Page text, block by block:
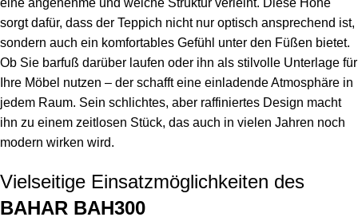
eine angenehme und weiche Struktur verleiht. Diese Höhe
sorgt dafür, dass der Teppich nicht nur optisch ansprechend ist,
sondern auch ein komfortables Gefühl unter den Füßen bietet.
Ob Sie barfuß darüber laufen oder ihn als stilvolle Unterlage für
Ihre Möbel nutzen – der schafft eine einladende Atmosphäre in
jedem Raum. Sein schlichtes, aber raffiniertes Design macht
ihn zu einem zeitlosen Stück, das auch in vielen Jahren noch
modern wirken wird.
Vielseitige Einsatzmöglichkeiten des
BAHAR BAH300